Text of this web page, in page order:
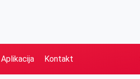
Aplikacija Kontakt